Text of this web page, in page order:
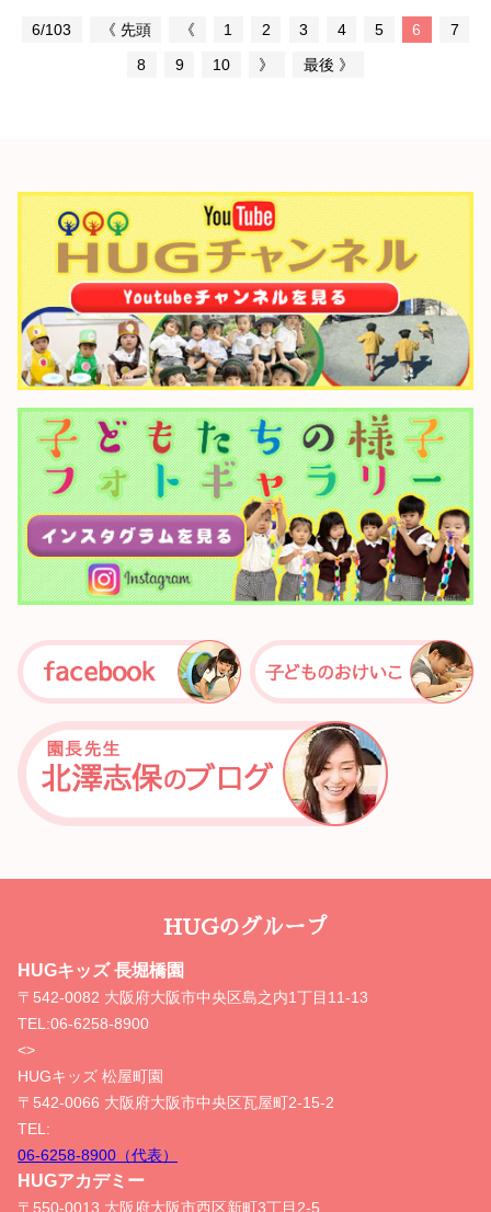
6/103 《 先頭 《 1 2 3 4 5 6
7
8
9 10 》 最後 》
HUGのグループ
HUGキッズ 長堀橋園
〒542-0082 大阪府大阪市中央区島之内1丁目11-13
TEL:06-6258-8900
<>
HUGキッズ 松屋町園
〒542-0066 大阪府大阪市中央区瓦屋町2-15-2
TEL:
06-6258-8900（代表）
HUGアカデミー
〒550-0013 大阪府大阪市西区新町3丁目2-5